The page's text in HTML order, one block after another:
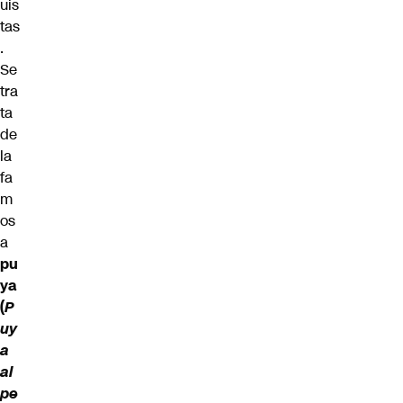
uis
tas
.
Se
tra
ta
de
la
fa
m
os
a
pu
ya
(P
uy
a
al
pe